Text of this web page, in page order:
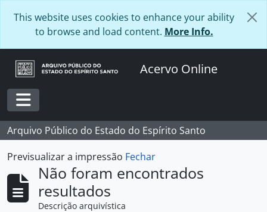
This website uses cookies to enhance your ability
to browse and load content. More Info.
Acervo Online
Toggle navigation
Arquivo Público do Estado do Espírito Santo
Previsualizar a impressão Fechar
Não foram encontrados
resultados
Descrição arquivística